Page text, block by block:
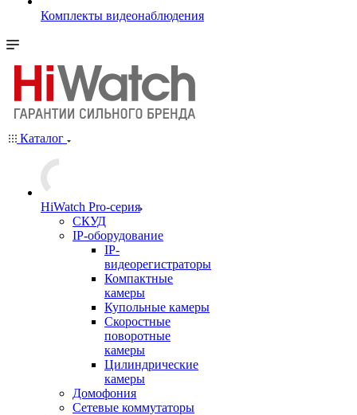
Комплекты видеонаблюдения
Каталог
HiWatch Pro-серия
CКУД
IP-оборудование
IP-
видеорегистраторы
Компактные
камеры
Купольные камеры
Скоростные
поворотные
камеры
Цилиндрические
камеры
Домофония
Сетевые коммутаторы